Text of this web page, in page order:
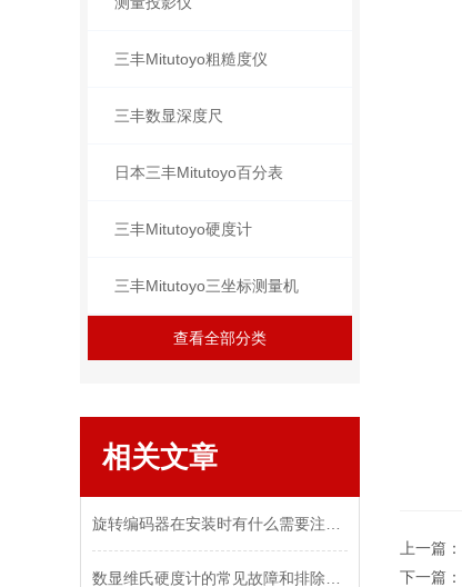
三丰Mitutoyo粗糙度仪
三丰数显深度尺
日本三丰Mitutoyo百分表
三丰Mitutoyo硬度计
三丰Mitutoyo三坐标测量机
查看全部分类
相关文章
上一篇：
下一篇：